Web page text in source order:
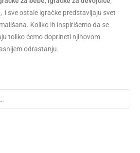
, i sve ostale igračke predstavljaju svet
Koliko ih inspirišemo da se
toliko ćemo doprineti njihovom
odrastanju.